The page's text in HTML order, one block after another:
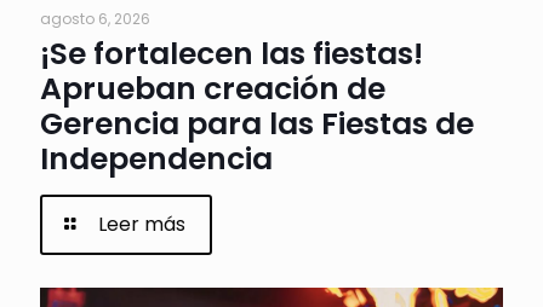
agosto 6, 2026
¡Se fortalecen las fiestas!
Aprueban creación de
Gerencia para las Fiestas de
Independencia
Leer más